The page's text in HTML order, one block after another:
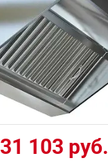
31 103 руб.